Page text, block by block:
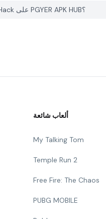
كيف يمكنني الإبلاغ عن مشكلة في WifiHack على PGYER APK HUB؟
ألعاب شائعة
My Talking Tom
Temple Run 2
Free Fire: The Chaos
PUBG MOBILE